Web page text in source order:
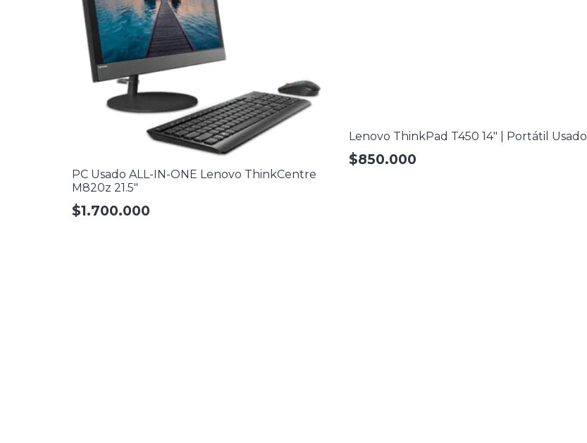
PC Usado ALL-IN-ONE Lenovo ThinkCentre
M820z 21.5″
$1.700.000
Lenovo ThinkPad T450 14″ | Portátil Usado
$850.000